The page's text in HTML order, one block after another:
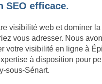
SEO efficace.
visibilité web et dominer
vous adresser. Nous
votre visibilité en ligne à
à disposition pour
sous-Sénart.